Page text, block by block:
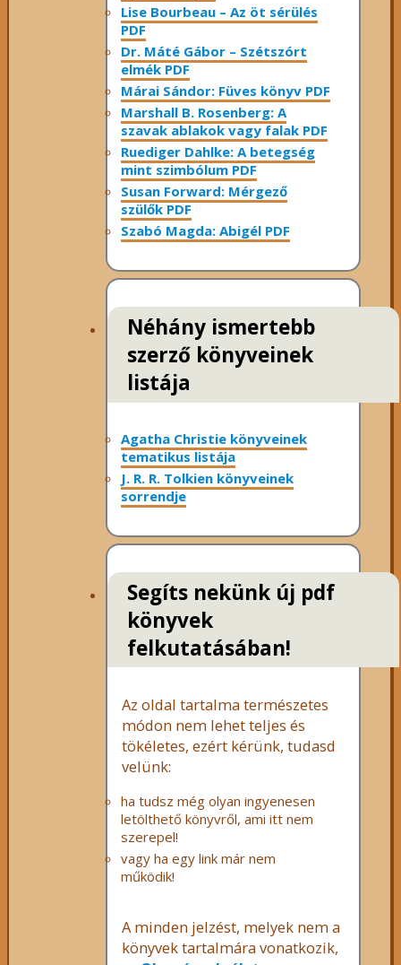
Lise Bourbeau – Az öt sérülés
PDF
Dr. Máté Gábor – Szétszórt
elmék PDF
Márai Sándor: Füves könyv PDF
Marshall B. Rosenberg: A
szavak ablakok vagy falak PDF
Ruediger Dahlke: A betegség
mint szimbólum PDF
Susan Forward: Mérgező
szülők PDF
Szabó Magda: Abigél PDF
Néhány ismertebb
szerző könyveinek
listája
Agatha Christie könyveinek
tematikus listája
J. R. R. Tolkien könyveinek
sorrendje
Segíts nekünk új pdf
könyvek
felkutatásában!
Az oldal tartalma természetes
módon nem lehet teljes és
tökéletes, ezért kérünk, tudasd
velünk:
ha tudsz még olyan ingyenesen
letölthető könyvről, ami itt nem
szerepel!
vagy ha egy link már nem
működik!
A minden jelzést, melyek nem a
könyvek tartalmára vonatkozik,